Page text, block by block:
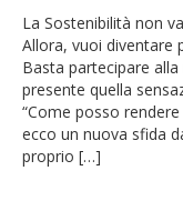
La Sostenibilità non
Allora, vuoi diventare
Basta partecipare
presente quella
“Come posso
ecco un nuova sfida
proprio […]